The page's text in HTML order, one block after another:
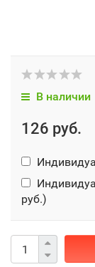
В наличии
126 руб.
руб.)